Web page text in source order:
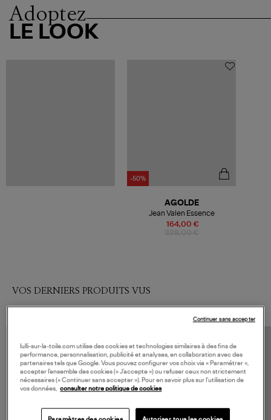
Adoptez
LE LOOK
-50%
164,00 €
AGOLDE
Jean Valen Essence
VOS DERNIERS PRODUITS VUS
lulli-sur-la-toile.com utilise des cookies et technologies similaires à des fins de
performance, personnalisation, publicité et analyses, en collaboration avec des
partenaires tels que Google. Vous pouvez configurer vos choix via « Paramétrer »,
accepter l’ensemble des cookies (« J’accepte ») ou refuser ceux non strictement
nécessaires (« Continuer sans accepter »). Pour en savoir plus sur l’utilisation de
vos données,
consulter notre politique de cookies
Continuer sans accepter